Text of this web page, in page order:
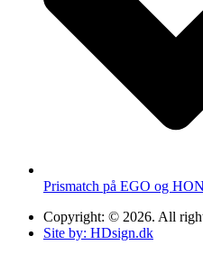
Prismatch på EGO og
Copyright: © 2026. All
Site by: HDsign.dk